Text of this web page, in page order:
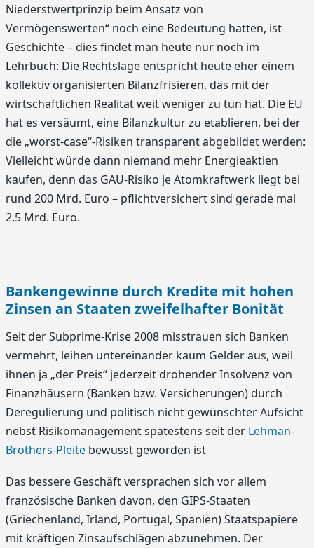
Niederstwertprinzip beim Ansatz von
Vermögenswerten“ noch eine Bedeutung hatten, ist
Geschichte – dies findet man heute nur noch im
Lehrbuch: Die Rechtslage entspricht heute eher einem
kollektiv organisierten Bilanzfrisieren, das mit der
wirtschaftlichen Realität weit weniger zu tun hat. Die EU
hat es versäumt, eine Bilanzkultur zu etablieren, bei der
die „worst-case“-Risiken transparent abgebildet werden:
Vielleicht würde dann niemand mehr Energieaktien
kaufen, denn das GAU-Risiko je Atomkraftwerk liegt bei
rund 200 Mrd. Euro – pflichtversichert sind gerade mal
2,5 Mrd. Euro.
Bankengewinne durch Kredite mit hohen
Zinsen an Staaten zweifelhafter Bonität
Seit der Subprime-Krise 2008 misstrauen sich Banken
vermehrt, leihen untereinander kaum Gelder aus, weil
ihnen ja „der Preis“ jederzeit drohender Insolvenz von
Finanzhäusern (Banken bzw. Versicherungen) durch
Deregulierung und politisch nicht gewünschter Aufsicht
nebst Risikomanagement spätestens seit der Lehman-
Brothers-Pleite bewusst geworden ist
Das bessere Geschäft versprachen sich vor allem
französische Banken davon, den GIPS-Staaten
(Griechenland, Irland, Portugal, Spanien) Staatspapiere
mit kräftigen Zinsaufschlägen abzunehmen. Der